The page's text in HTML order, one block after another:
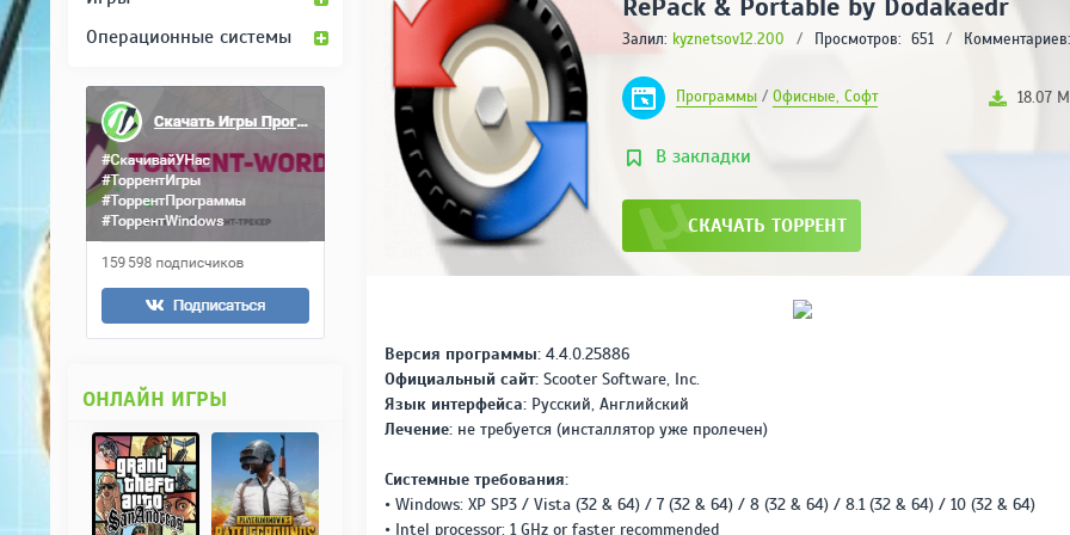
RePack & Portable by Dodakaedr
Залил: kyznetsov12.200 / Просмотров: 651 / Комментариев:
18.07
Программы/ Офисные, Софт
В закладки
СКАЧАТЬ ТОРРЕНТ
Версия программы:4.4.0.25886
Официальный сайт:Scooter Software, Inc.
Язык интерфейса:Русский, Английский
Лечение:не требуется (инсталлятор уже пролечен)
Системные требования:
• Windows: XP SP3 / Vista (32 & 64) / 7 (32 & 64) / 8 (32 & 64) / 8.1 (32 & 64) / 10 (32 & 64)
• Intel processor; 1 GHz or faster recommended
Операционные системы
ОНЛАЙН ИГРЫ
ABLETON LIVE
SUITE (11.0.5) НА
/ 5.0
/ 5.0
2020 (V13.0.4.39)